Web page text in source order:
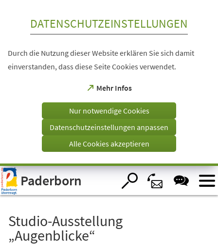
Visuelle
Assistenzsoftware
öffnen.
DATENSCHUTZEINSTELLUNGEN
Durch die Nutzung dieser Website erklären Sie sich damit
einverstanden, dass diese Seite Cookies verwendet.
Mehr Infos
(Öffnet
einem
Tab)
Nur notwendige Cookies
Datenschutzeinstellungen anpassen
Alle Cookies akzeptieren
Paderborn
Studio-Ausstellung
„Augenblicke“